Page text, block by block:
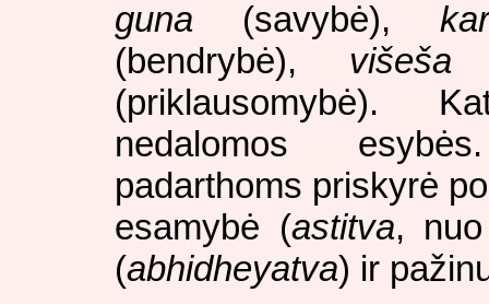
guna (savybė),
(bendrybė), višeša
(priklausomybė).
nedalomos
padarthoms priskyrė
esamybė (astitva,
(abhidheyatva) ir